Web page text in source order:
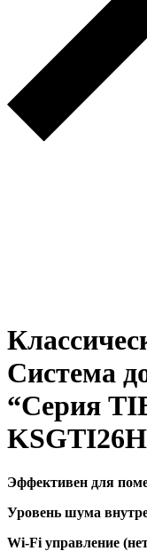
Система
“Серия
Эффективен для
Уровень шума
Wi-Fi управление